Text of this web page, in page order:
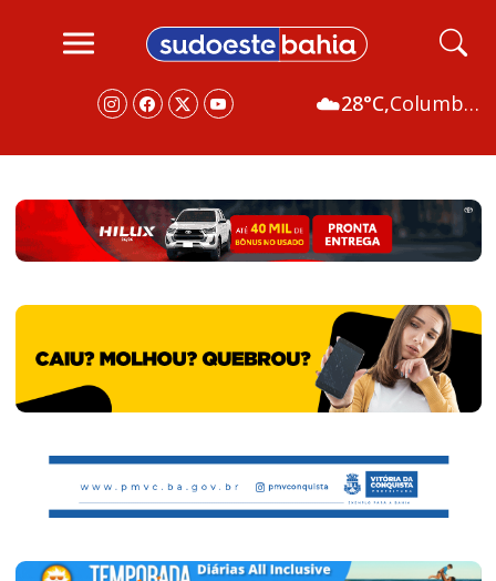
☁️28°C, Columbus